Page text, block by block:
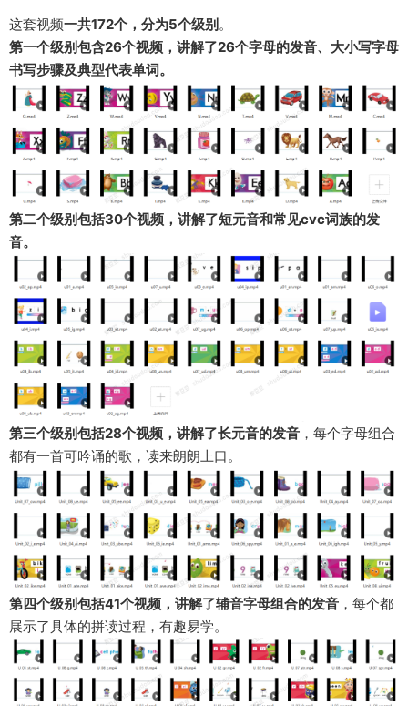
这套视频一共172个，分为5个级别。
第一个级别包含26个视频，讲解了26个字母的发音、大小写字母
书写步骤及典型代表单词。
第二个级别包括30个视频，讲解了短元音和常见cvc词族的发
音。
第三个级别包括28个视频，讲解了长元音的发音 ，每个字母组合
都有一首可吟诵的歌，读来朗朗上口。
第四个级别包括41个视频，讲解了辅音字母组合的发音 ，每个都
展示了具体的拼读过程，有趣易学。